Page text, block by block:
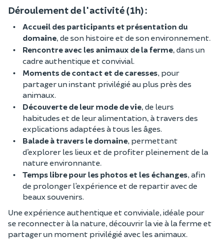
Déroulement de l'activité (1h) :
Accueil des participants et présentation du
domaine, de son histoire et de son environnement.
Rencontre avec les animaux de la ferme, dans un
cadre authentique et convivial.
Moments de contact et de caresses, pour
partager un instant privilégié au plus près des
animaux.
Découverte de leur mode de vie, de leurs
habitudes et de leur alimentation, à travers des
explications adaptées à tous les âges.
Balade à travers le domaine, permettant
d’explorer les lieux et de profiter pleinement de la
nature environnante.
Temps libre pour les photos et les échanges, afin
de prolonger l’expérience et de repartir avec de
beaux souvenirs.
Une expérience authentique et conviviale, idéale pour
se reconnecter à la nature, découvrir la vie à la ferme et
partager un moment privilégié avec les animaux.